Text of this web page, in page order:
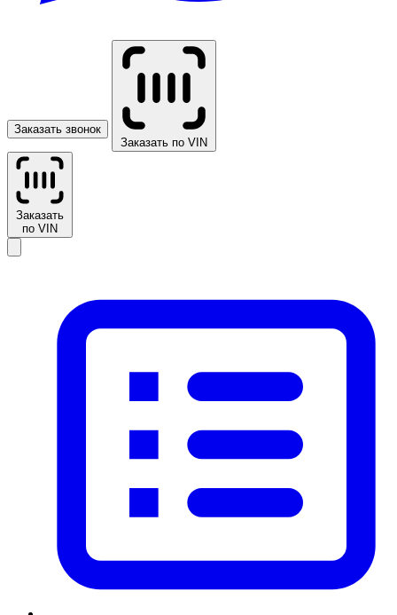
Заказать звонок
Заказать по VIN
Заказать
по VIN